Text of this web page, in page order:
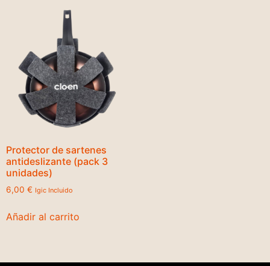
Protector de sartenes
antideslizante (pack 3
unidades)
6,00 € Igic Incluido
Añadir al carrito